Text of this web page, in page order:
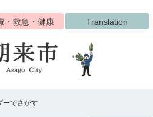
・救急・健康 Translation
ーでさがす